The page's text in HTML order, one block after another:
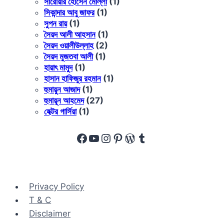
সিকান্দার আবু জাফর(1)
সুপন রায়(1)
সৈয়দ আলী আহসান(1)
সৈয়দ ওয়ালীউল্লাহ(2)
সৈয়দ মুজতবা আলী(1)
হায়াৎ মামুদ(1)
হাসান হাফিজুর রহমান(1)
হুমায়ুন আজাদ(1)
হুমায়ূন আহমেদ(27)
হেক্টর গার্সিয়া(1)
Facebook
YouTube
Instagram
Pinterest
WordPress
Tumblr
Privacy Policy
T & C
Disclaimer